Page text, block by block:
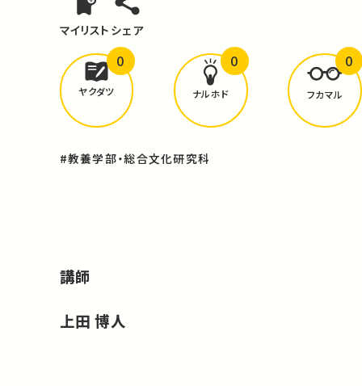
マイリスト シェア
どんな学びがありましたか？
ヤクダツ
0
ナルホド
0
フカマル
0
#教養学部・総合文化研究科
講師
上田 博人